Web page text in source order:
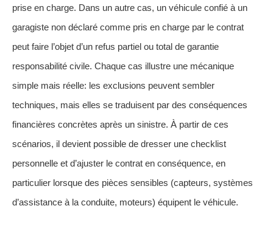
prise en charge. Dans un autre cas, un véhicule confié à un
garagiste non déclaré comme pris en charge par le contrat
peut faire l’objet d’un refus partiel ou total de garantie
responsabilité civile. Chaque cas illustre une mécanique
simple mais réelle: les exclusions peuvent sembler
techniques, mais elles se traduisent par des conséquences
financières concrètes après un sinistre. À partir de ces
scénarios, il devient possible de dresser une checklist
personnelle et d’ajuster le contrat en conséquence, en
particulier lorsque des pièces sensibles (capteurs, systèmes
d’assistance à la conduite, moteurs) équipent le véhicule.